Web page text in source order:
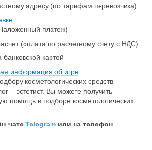
адресу (по тарифам перевозчика)
платеж)
(оплата по расчетному счету с НДС)
картой
информация об игре
косметологических средств
– эстетист. Вы можете получить
помощь в подборе косметологических
чате Telegram или на телефон